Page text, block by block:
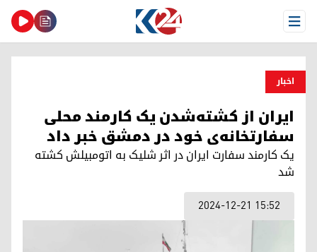
Open Menu
اخبار
ایران از کشته‌شدن یک کارمند محلی
سفارتخانه‌ی خود در دمشق خبر داد
یک کارمند سفارت ایران در اثر شلیک به اتومبیلش کشته
شد
2024-12-21 15:52